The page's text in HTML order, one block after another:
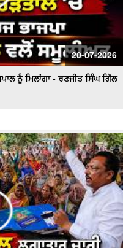
20-07-2026
ਨੂੰ ਮਿਲਾਂਗਾ - ਰਣਜੀਤ ਸਿੰਘ ਗਿੱਲ